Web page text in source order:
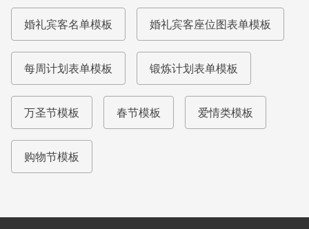
婚礼宾客名单模板 婚礼宾客座位图表单模板
每周计划表单模板 锻炼计划表单模板
万圣节模板 春节模板 爱情类模板
购物节模板